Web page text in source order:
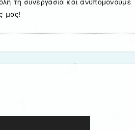
τη συνεργασία και ανυπομονούμε
μας!